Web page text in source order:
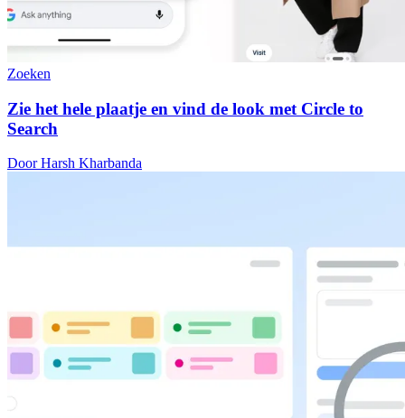
Zoeken
Zie het hele plaatje en vind de look met Circle to
Search
Door Harsh Kharbanda